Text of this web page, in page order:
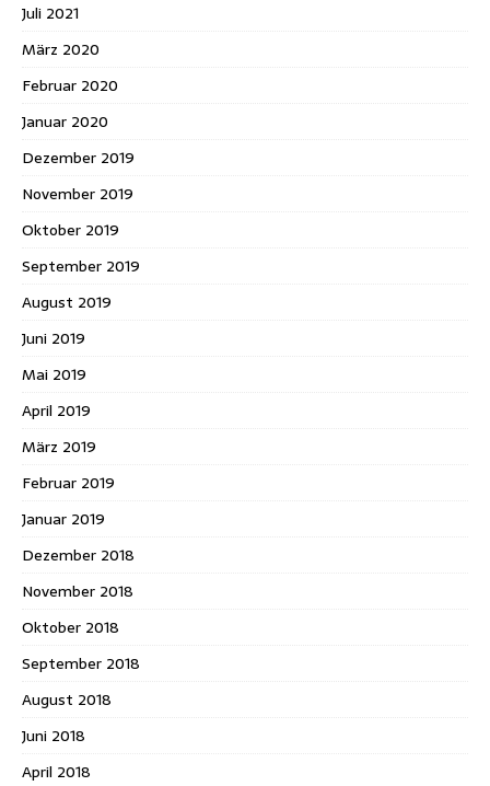
Juli 2021
März 2020
Februar 2020
Januar 2020
Dezember 2019
November 2019
Oktober 2019
September 2019
August 2019
Juni 2019
Mai 2019
April 2019
März 2019
Februar 2019
Januar 2019
Dezember 2018
November 2018
Oktober 2018
September 2018
August 2018
Juni 2018
April 2018